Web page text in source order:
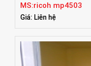
MS:ricoh mp4503
Giá: Liên hệ